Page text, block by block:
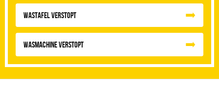
Wastafel Verstopt
Wasmachine verstopt